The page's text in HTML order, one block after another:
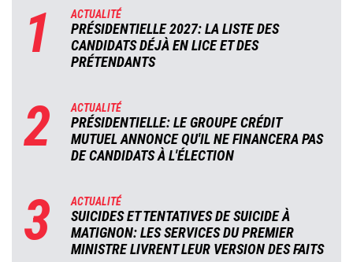
1 ACTUALITÉ
PRÉSIDENTIELLE 2027: LA LISTE DES
CANDIDATS DÉJÀ EN LICE ET DES
PRÉTENDANTS
2 ACTUALITÉ
PRÉSIDENTIELLE: LE GROUPE CRÉDIT
MUTUEL ANNONCE QU'IL NE FINANCERA PAS
DE CANDIDATS À L'ÉLECTION
3 ACTUALITÉ
SUICIDES ET TENTATIVES DE SUICIDE À
MATIGNON: LES SERVICES DU PREMIER
MINISTRE LIVRENT LEUR VERSION DES FAITS